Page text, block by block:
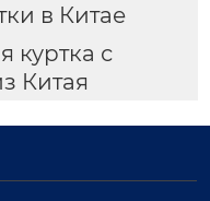
в Китае
куртка с
Китая